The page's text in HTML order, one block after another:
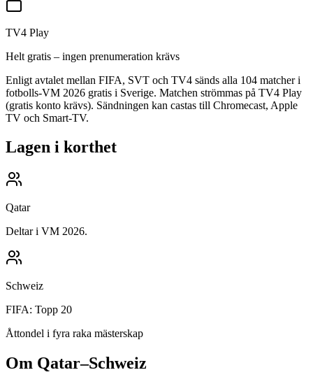
TV4 Play
Helt gratis – ingen prenumeration krävs
Enligt avtalet mellan FIFA, SVT och TV4 sänds alla 104 matcher i
fotbolls-VM 2026 gratis i Sverige. Matchen strömmas på TV4 Play
(gratis konto krävs). Sändningen kan castas till Chromecast, Apple
TV och Smart-TV.
Lagen i korthet
Qatar
Deltar i VM 2026.
Schweiz
FIFA: Topp 20
Åttondel i fyra raka mästerskap
Om Qatar–Schweiz